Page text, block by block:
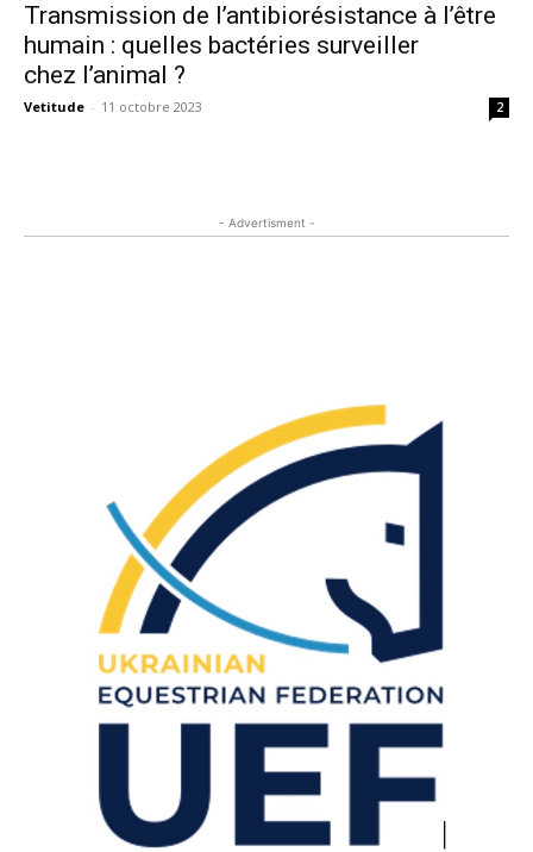
Transmission de l’antibiorésistance à l’être
humain : quelles bactéries surveiller
chez l’animal ?
Vetitude - 11 octobre 2023 2
- Advertisment -